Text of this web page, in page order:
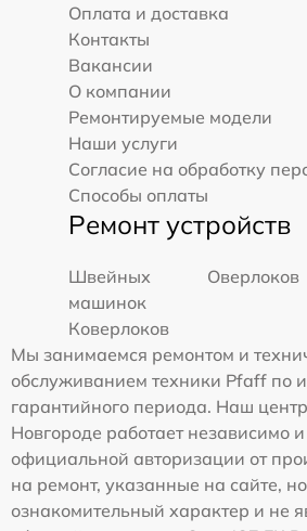
Оплата и доставка
Контакты
Вакансии
О компании
Ремонтируемые модели
Наши услуги
Согласие на обработку
Способы оплаты
Ремонт устройств
Швейных
машинок
Оверлоков
Коверлоков
Мы занимаемся ремонтом и
обслуживанием техники Pfaff по
гарантийного периода. Наш
Новгороде работает независимо
официальной авторизации от
на ремонт, указанные на сайте,
ознакомительный характер и не